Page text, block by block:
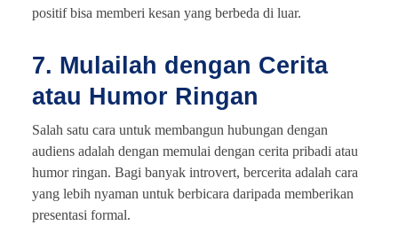
positif bisa memberi kesan yang berbeda di luar.
7. Mulailah dengan Cerita
atau Humor Ringan
Salah satu cara untuk membangun hubungan dengan
audiens adalah dengan memulai dengan cerita pribadi atau
humor ringan. Bagi banyak introvert, bercerita adalah cara
yang lebih nyaman untuk berbicara daripada memberikan
presentasi formal.